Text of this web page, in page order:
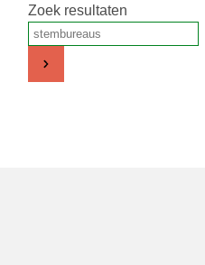
Zoek resultaten